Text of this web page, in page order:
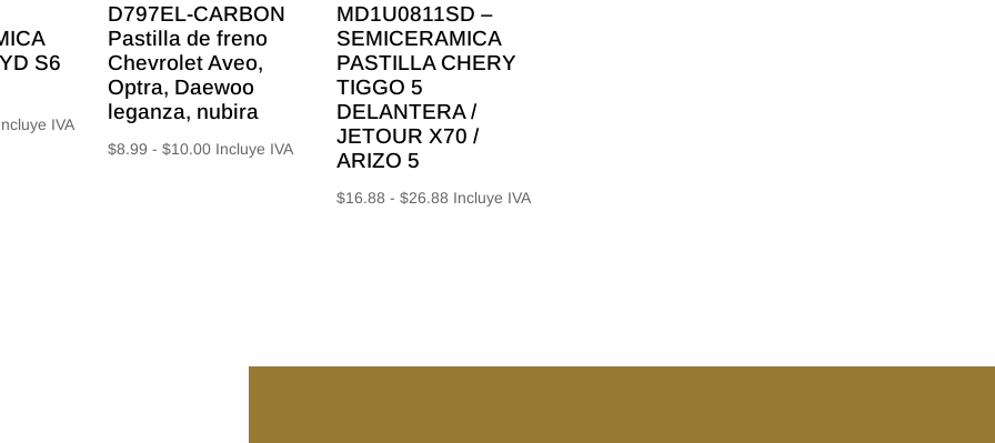
S6
IVA
D797EL-CARBON
Pastilla de freno
Chevrolet Aveo,
Optra, Daewoo
leganza, nubira
$8.99 - $10.00Rango
Incluye IVA
MD1U0811SD –
SEMICERAMICA
PASTILLA CHERY
TIGGO 5
DELANTERA /
JETOUR X70 /
ARIZO 5
$16.88 - $26.88Rango
$26.88
Incluye IVA